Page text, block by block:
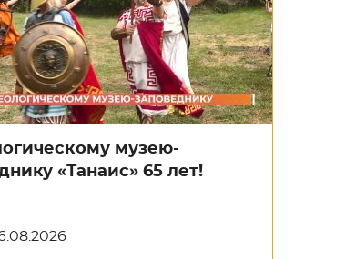
музею-
«Танаис» 65 лет!